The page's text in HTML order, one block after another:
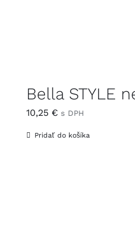
Bella STYLE
10,25 € s DPH
Pridať do košíka